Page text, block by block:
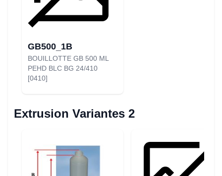
GB500_1B
BOUILLOTTE GB 500 ML
PEHD BLC BG 24/410
[0410]
Extrusion Variantes 2